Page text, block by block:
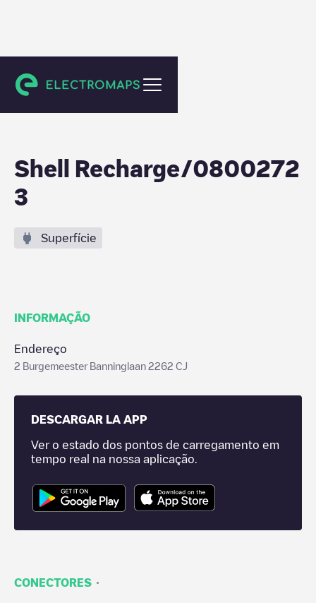
Leidschendam
Shell Recharge/0800272
3
Superfície
INFORMAÇÃO
Endereço
2 Burgemeester Banninglaan 2262 CJ
DESCARGAR LA APP
Ver o estado dos pontos de carregamento em
tempo real na nossa aplicação.
CONECTORES ·